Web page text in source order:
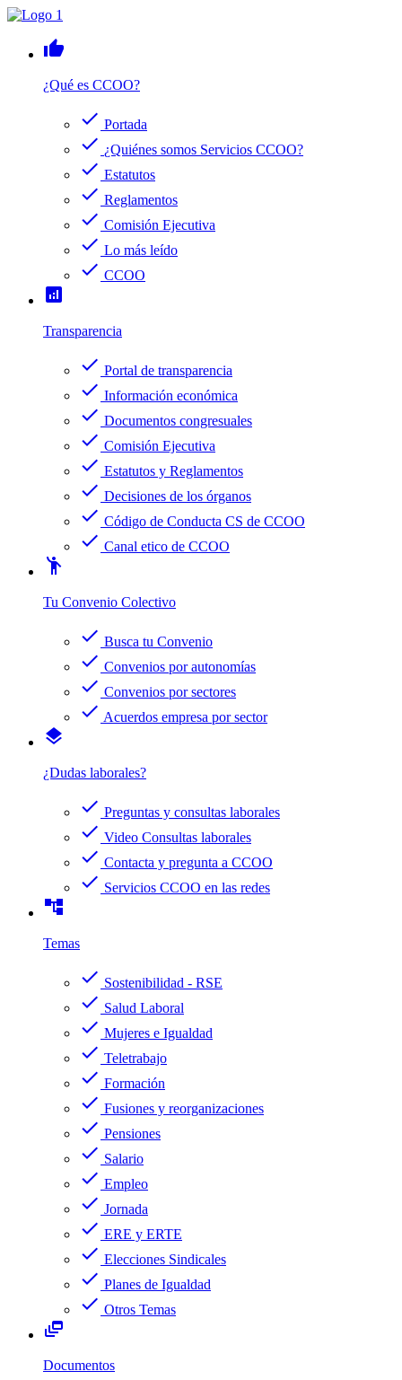
thumb_up
¿Qué es CCOO?
check Portada
check ¿Quiénes somos Servicios CCOO?
check Estatutos
check Reglamentos
check Comisión Ejecutiva
check Lo más leído
check CCOO
analytics
Transparencia
check Portal de transparencia
check Información económica
check Documentos congresuales
check Comisión Ejecutiva
check Estatutos y Reglamentos
check Decisiones de los órganos
check Código de Conducta CS de CCOO
check Canal etico de CCOO
emoji_people
Tu Convenio Colectivo
check Busca tu Convenio
check Convenios por autonomías
check Convenios por sectores
check Acuerdos empresa por sector
layers
¿Dudas laborales?
check Preguntas y consultas laborales
check Video Consultas laborales
check Contacta y pregunta a CCOO
check Servicios CCOO en las redes
account_tree
Temas
check Sostenibilidad - RSE
check Salud Laboral
check Mujeres e Igualdad
check Teletrabajo
check Formación
check Fusiones y reorganizaciones
check Pensiones
check Salario
check Empleo
check Jornada
check ERE y ERTE
check Elecciones Sindicales
check Planes de Igualdad
check Otros Temas
dynamic_feed
Documentos